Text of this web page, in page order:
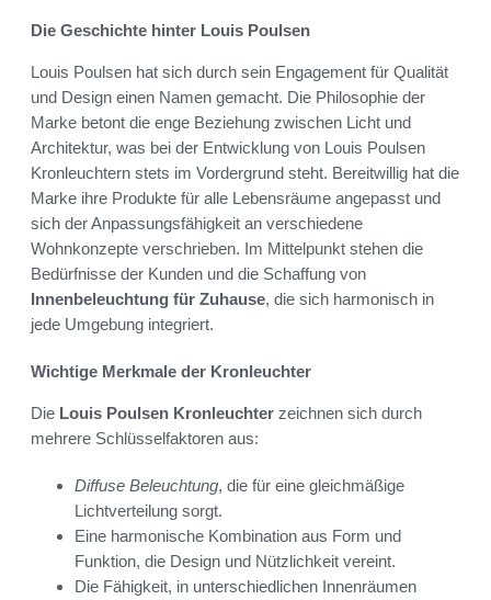
Die Geschichte hinter Louis Poulsen
Louis Poulsen hat sich durch sein Engagement für Qualität
und Design einen Namen gemacht. Die Philosophie der
Marke betont die enge Beziehung zwischen Licht und
Architektur, was bei der Entwicklung von Louis Poulsen
Kronleuchtern stets im Vordergrund steht. Bereitwillig hat die
Marke ihre Produkte für alle Lebensräume angepasst und
sich der Anpassungsfähigkeit an verschiedene
Wohnkonzepte verschrieben. Im Mittelpunkt stehen die
Bedürfnisse der Kunden und die Schaffung von
Innenbeleuchtung für Zuhause, die sich harmonisch in
jede Umgebung integriert.
Wichtige Merkmale der Kronleuchter
Die Louis Poulsen Kronleuchter zeichnen sich durch
mehrere Schlüsselfaktoren aus:
Diffuse Beleuchtung, die für eine gleichmäßige
Lichtverteilung sorgt.
Eine harmonische Kombination aus Form und
Funktion, die Design und Nützlichkeit vereint.
Die Fähigkeit, in unterschiedlichen Innenräumen